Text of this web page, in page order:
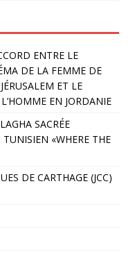
ENTRE LE
DE LA FEMME DE
ET LE
EN JORDANIE
SACRÉE
«WHERE THE
DE CARTHAGE (JCC)